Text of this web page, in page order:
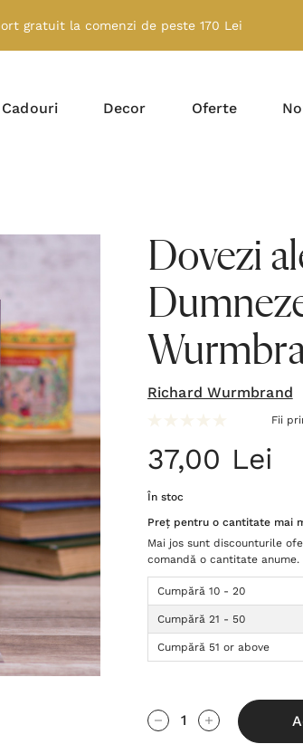
gratuit la comenzi de peste 170 Lei
Cadouri Decor Oferte
Dovezi
Richard Wurmbrand
Fii
37,00 Lei
În stoc
Preț pentru o cantitate mai
Mai jos sunt discounturile
comandă o cantitate anume.
Cumpără 10 - 20
Cumpără 21 - 50
Cumpără 51 or above
Grăbește-
te! Cantitate scăzută:
Cantitate